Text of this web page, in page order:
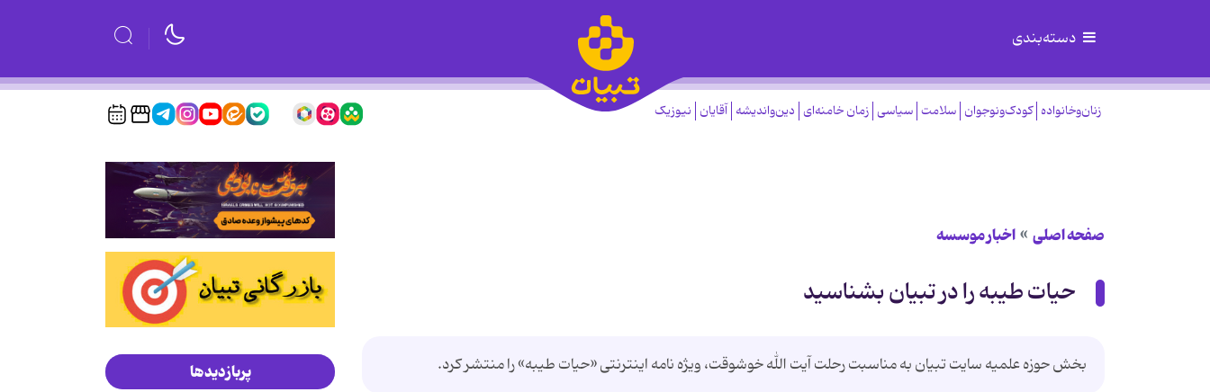
دسته‌بندی
زنان‌وخانواده کودک‌ونوجوان سلامت سیاسی زمان خامنه‌ای دین‌واندیشه آقایان نیوزیک
صفحه اصلی اخبار موسسه
حیات طیبه را در تبیان بشناسید
بخش حوزه علمیه سایت تبیان به مناسبت رحلت آیت الله خوشوقت، ویژه نامه اینترنتی «حیات طیبه» را منتشر کرد. پربازدیدها